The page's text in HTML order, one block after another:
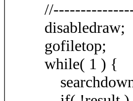
disabledraw;
gofiletop;
while( 1 ) {